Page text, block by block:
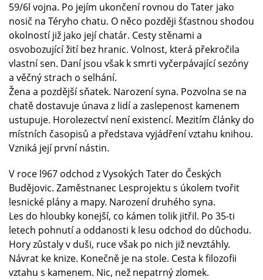
59/6l vojna. Po jejím ukončení rovnou do Tater jako
nosič na Téryho chatu. O něco později šťastnou shodou
okolností již jako její chatár. Cesty stěnami a
osvobozující žití bez hranic. Volnost, která překročila
vlastní sen. Daní jsou však k smrti vyčerpávající sezóny
a věčný strach o selhání.
Žena a pozdější sňatek. Narození syna. Pozvolna se na
chatě dostavuje únava z lidí a zaslepenost kamenem
ustupuje. Horolezectví není existencí. Mezitím články do
místních časopisů a představa vyjádření vztahu knihou.
Vzniká její první nástin.
V roce l967 odchod z Vysokých Tater do Českých
Budějovic. Zaměstnanec Lesprojektu s úkolem tvořit
lesnické plány a mapy. Narození druhého syna.
Les do hloubky konejší, co kámen tolik jitřil. Po 35-ti
letech pohnutí a oddanosti k lesu odchod do důchodu.
Hory zůstaly v duši, ruce však po nich již nevztáhly.
Návrat ke knize. Konečně je na stole. Cesta k filozofii
vztahu s kamenem. Nic, než nepatrný zlomek.